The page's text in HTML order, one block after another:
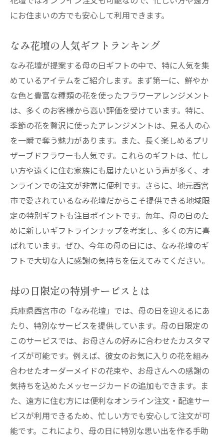
ギフト選びに役立つお店紹介
地元の特産品を贈る
母の日ディナーに最適なレストラン
母の日にぴったりなみ花壇のオンラインサービ
ス
便利なオンラインショップの使い方
カスタマイズ可能なギフト
お客様サポートの充実
オンライン限定の花ギフト
遠方のお母さんに贈るヒント
注文から配送までの流れ
なみ花壇が提案する母の日感動の花ギフト
感動の声が寄せられる理由
花ギフトに込めた想い
母の日特別ギフトの選び方
ギフトを贈る際の注意点
長く楽しめる花の手入れ方法
にお住まいの方でも安心して利用できます。
なみ花壇の人気ギフトランキング
なみ花壇が提案する母の日ギフトの中で、特に人気を集
めているアイテムをご紹介します。まず第一に、鮮やか
な色と豊富な種類の花を使ったフラワーアレンジメント
は、多くのお客様から高い評価を受けています。特に、
季節の花を贅沢に使ったアレンジメントは、見る人の心
を一瞬で奪う魅力があります。また、長く楽しめるプリ
ザーブドフラワーも人気です。これらのギフトは、忙し
い方や遠くに住む家族にも届けたいという声が多く、オ
ンラインでの注文が非常に便利です。さらに、地元西宮
市で愛されているなみ花壇だからこそ提供できる地域限
定の特別ギフトも注目ポイントです。毎年、母の日のた
めに新しいギフトラインナップを考案し、多くの方に喜
ばれています。ぜひ、今年の母の日には、なみ花壇のギ
フトで大切な人に感謝の気持ちを伝えてみてください。
母の日限定の特別サービスとは
兵庫県西宮市の「なみ花壇」では、母の日を迎えるにあ
たり、特別なサービスを提供しています。母の日限定の
このサービスでは、お母さんの好みに合わせたカスタマ
イズが可能です。例えば、彼女のお気に入りの花を組み
合わせたオーダーメイドの花束や、お母さんへの感謝の
気持ちを込めたメッセージカードの追加もできます。ま
た、遠方に住む方には便利なオンライン注文・配達サー
ビスが利用できるため、忙しい方でも安心して注文が可
能です。これにより、母の日に特別な思い出を作る手助